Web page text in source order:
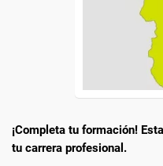
¡Completa tu formación!
tu carrera profesional.